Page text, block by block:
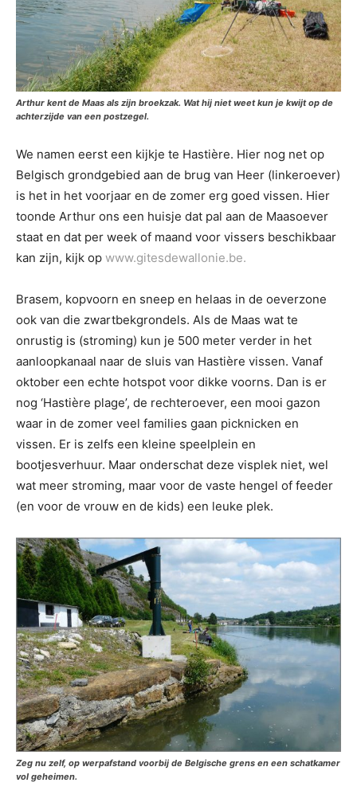
Arthur kent de Maas als zijn broekzak. Wat hij niet weet kun je kwijt op de
achterzijde van een postzegel.
We namen eerst een kijkje te Hastière. Hier nog net op
Belgisch grondgebied aan de brug van Heer (linkeroever)
is het in het voorjaar en de zomer erg goed vissen. Hier
toonde Arthur ons een huisje dat pal aan de Maasoever
staat en dat per week of maand voor vissers beschikbaar
kan zijn, kijk op www.gitesdewallonie.be.
Brasem, kopvoorn en sneep en helaas in de oeverzone
ook van die zwartbekgrondels. Als de Maas wat te
onrustig is (stroming) kun je 500 meter verder in het
aanloopkanaal naar de sluis van Hastière vissen. Vanaf
oktober een echte hotspot voor dikke voorns. Dan is er
nog ‘Hastière plage’, de rechteroever, een mooi gazon
waar in de zomer veel families gaan picknicken en
vissen. Er is zelfs een kleine speelplein en
bootjesverhuur. Maar onderschat deze visplek niet, wel
wat meer stroming, maar voor de vaste hengel of feeder
(en voor de vrouw en de kids) een leuke plek.
Zeg nu zelf, op werpafstand voorbij de Belgische grens en een schatkamer
vol geheimen.